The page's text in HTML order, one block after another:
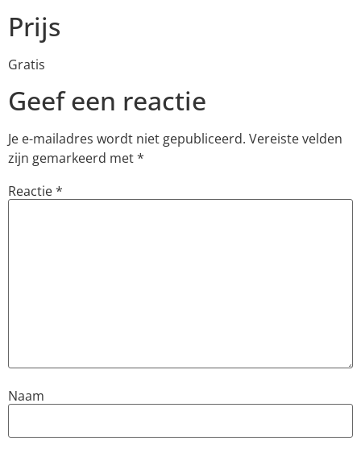
Prijs
Gratis
Geef een reactie
Je e-mailadres wordt niet gepubliceerd. Vereiste velden
zijn gemarkeerd met*
Reactie*
Naam